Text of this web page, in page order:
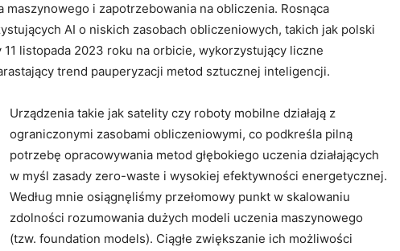
i zapotrzebowania na obliczenia. Rosnąca
AI o niskich zasobach obliczeniowych, takich jak polski
listopada 2023 roku na orbicie, wykorzystujący liczne
trend pauperyzacji metod sztucznej inteligencji.
Urządzenia takie jak satelity czy roboty mobilne działają z
ograniczonymi zasobami obliczeniowymi, co podkreśla pilną
potrzebę opracowywania metod głębokiego uczenia działających
w myśl zasady zero-waste i wysokiej efektywności energetycznej.
Według mnie osiągnęliśmy przełomowy punkt w skalowaniu
zdolności rozumowania dużych modeli uczenia maszynowego
(tzw. foundation models). Ciągłe zwiększanie ich możliwości